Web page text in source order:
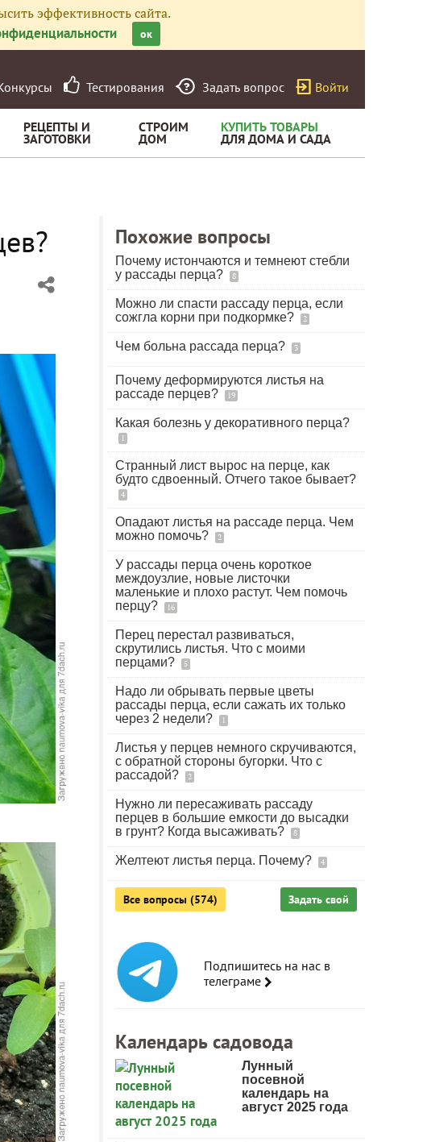
эффективность сайта.
ок
Тестирования Задать вопрос Войти
РЕЦЕПТЫ И
ЗАГОТОВКИ
СТРОИМ
ДОМ
КУПИТЬ ТОВАРЫ
ДЛЯ ДОМА И САДА
Похожие вопросы
Почему истончаются и темнеют стебли
у рассады перца?
8
Можно ли спасти рассаду перца, если
сожгла корни при подкормке?
2
Чем больна рассада перца? 3
Почему деформируются листья на
рассаде перцев?
19
Какая болезнь у декоративного перца?
1
Странный лист вырос на перце, как
будто сдвоенный. Отчего такое бывает?
4
Опадают листья на рассаде перца. Чем
можно помочь?
2
У рассады перца очень короткое
междоузлие, новые листочки
маленькие и плохо растут. Чем помочь
перцу?
16
Перец перестал развиваться,
скрутились листья. Что с моими
перцами?
5
Надо ли обрывать первые цветы
рассады перца, если сажать их только
через 2 недели?
1
Листья у перцев немного скручиваются,
с обратной стороны бугорки. Что с
рассадой?
2
Нужно ли пересаживать рассаду
перцев в большие емкости до высадки
в грунт? Когда высаживать?
8
Желтеют листья перца. Почему? 4
Все вопросы (574) Задать свой
Подпишитесь на нас в
телеграме
Календарь садовода
Лунный
посевной
календарь на
август 2025 года